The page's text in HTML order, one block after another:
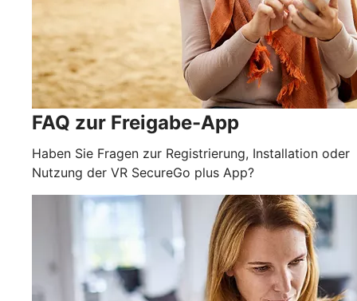
FAQ zur Freigabe-App
Haben Sie Fragen zur Registrierung, Installation oder
Nutzung der VR SecureGo plus App?